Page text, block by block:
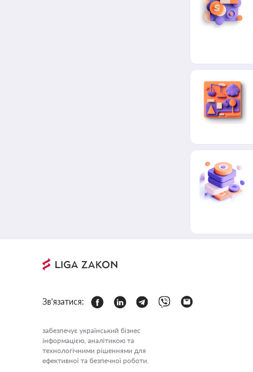
Зв'язатися:
забезпечує український бізнес
інформацією, аналітикою та
технологічними рішеннями для
ефективної та безпечної роботи.